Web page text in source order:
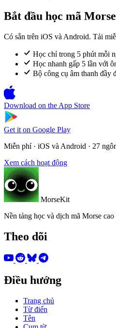
Bắt đầu học mã
Có sẵn trên iOS và Android. Tải
Học chỉ trong 5 phút mỗi
Học nhanh gấp 5 lần với
Bộ công cụ âm thanh đầy
Download on the App Store
Get it on Google Play
Miễn phí · iOS và Android · 27
Xem cách hoạt động
MorseKit
Nền tảng học và dịch mã Morse cao
Theo dõi
Điều hướng
Trang chủ
Từ điển
Tên